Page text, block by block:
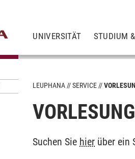
UNIVERSITÄT STUDIUM
LEUPHANA SERVICE
Suchen Sie hier über ein